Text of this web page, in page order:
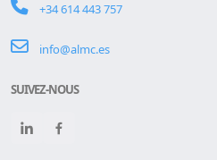
+34 614 443 757
info@almc.es
SUIVEZ-NOUS